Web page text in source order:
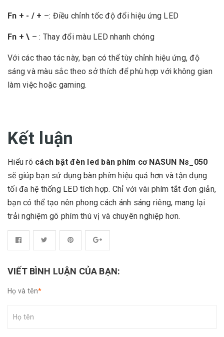
Fn + - / + –: Điều chỉnh tốc độ đổi hiệu ứng LED
Fn + \ – : Thay đổi màu LED nhanh chóng
Với các thao tác này, bạn có thể tùy chỉnh hiệu ứng, độ
sáng và màu sắc theo sở thích để phù hợp với không gian
làm việc hoặc gaming.
Kết luận
Hiểu rõ cách bật đèn led bàn phím cơ NASUN Ns_050
sẽ giúp bạn sử dụng bàn phím hiệu quả hơn và tận dụng
tối đa hệ thống LED tích hợp. Chỉ với vài phím tắt đơn giản,
bạn có thể tạo nên phong cách ánh sáng riêng, mang lại
trải nghiệm gõ phím thú vị và chuyên nghiệp hơn.
VIẾT BÌNH LUẬN CỦA BẠN:
Họ và tên*